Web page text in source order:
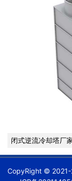
闭式逆流冷却塔厂
CopyRight © 2021-